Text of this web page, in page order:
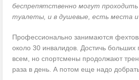
беспрепятственно могут проходить
туалеты, и в душевые, есть места и
Профессионально занимаются
около 30 инвалидов. Достичь больших
всем, но спортсмены продолжают
раза в день. А потом еще надо